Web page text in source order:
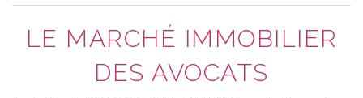
CONTACT
LE MARCHÉ IMMOBILIER
DES AVOCATS